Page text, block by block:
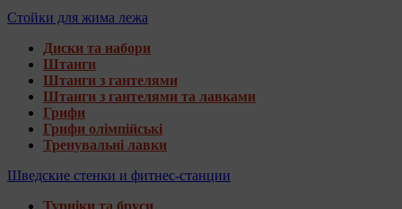
Стойки для жима лежа
Диски та набори
Штанги
Штанги з гантелями
Штанги з гантелями та лавками
Грифи
Грифи олімпійські
Тренувальні лавки
Шведские стенки и фитнес-станции